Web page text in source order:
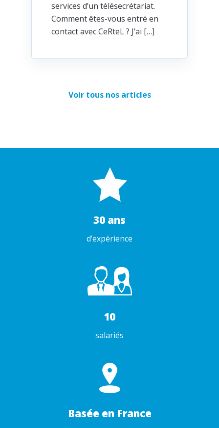
services d’un télésecrétariat.
Comment êtes-vous entré en
contact avec CeRteL ? J’ai […]
Voir tous nos articles
30 ans
d’expérience
10
salariés
Basée en France